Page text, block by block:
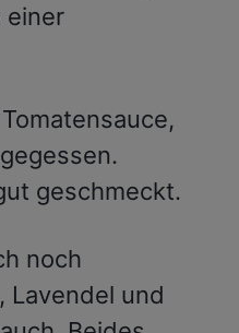
einer
geschmeckt.
noch
Lavendel und